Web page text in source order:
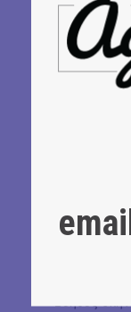
Όλα αυτά
λιώνει,
ιστορίες,
Επιμέλεια
Μουσική:
Βοηθός